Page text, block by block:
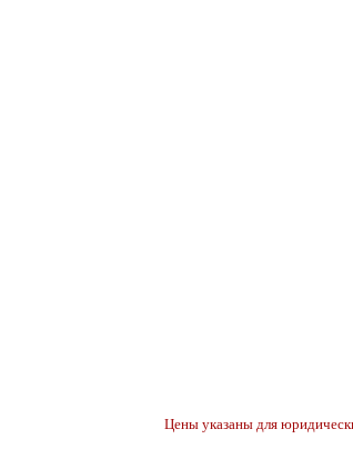
Цены указаны для